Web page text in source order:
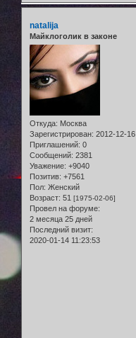
natalija
Майклоголик в законе
Откуда: Москва
Зарегистрирован: 2012-12-16
Приглашений: 0
Сообщений: 2381
Уважение: +9040
Позитив: +7561
Пол: Женский
Возраст: 51 [1975-02-06]
Провел на форуме:
2 месяца 25 дней
Последний визит:
2020-01-14 11:23:53